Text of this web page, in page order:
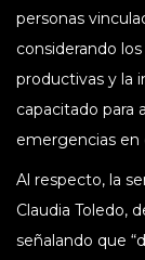
personas
considerando
productivas y la
capacitado para
emergencias en
Al respecto, la
Claudia Toledo,
señalando que